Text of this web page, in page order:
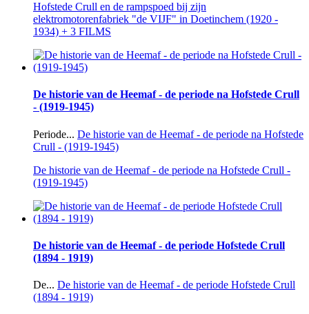
Hofstede Crull en de rampspoed bij zijn
elektromotorenfabriek "de VIJF" in Doetinchem (1920 -
1934) + 3 FILMS
De historie van de Heemaf - de periode na Hofstede Crull
- (1919-1945)
Periode... De historie van de Heemaf - de periode na Hofstede
Crull - (1919-1945)
De historie van de Heemaf - de periode na Hofstede Crull -
(1919-1945)
De historie van de Heemaf - de periode Hofstede Crull
(1894 - 1919)
De... De historie van de Heemaf - de periode Hofstede Crull
(1894 - 1919)